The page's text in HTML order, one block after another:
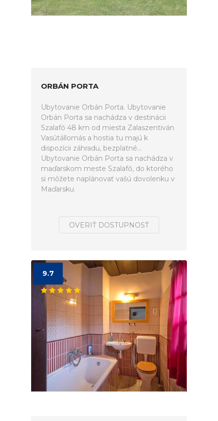
ORBÁN PORTA
Ubytovanie Orbán Porta. Ubytovanie
Orbán Porta sa nachádza v destinácii
Szalafő 48 km od miesta Zalaszentiván
Vasútállomás a hostia tu majú k
dispozícii záhradu, bezplatné...
Ubytovanie Orbán Porta sa nachádza v
maďarskom meste Szalafő, do ktorého
si môžete naplánovať vašú dovolenku v
Maďarsku.
OVERIŤ DOSTUPNOSŤ
9.7